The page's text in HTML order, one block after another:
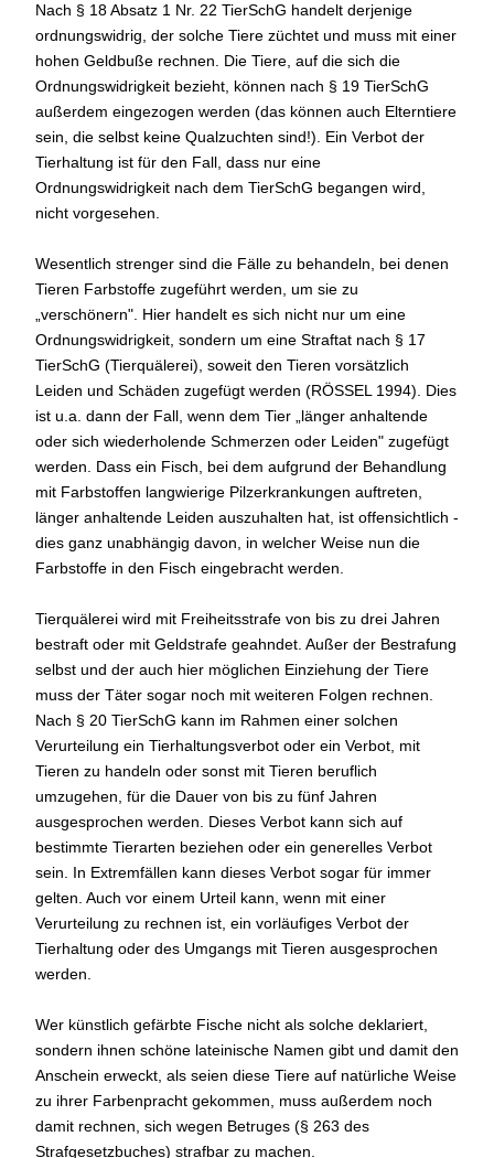
Nach § 18 Absatz 1 Nr. 22 TierSchG handelt derjenige
ordnungswidrig, der solche Tiere züchtet und muss mit einer
hohen Geldbuße rechnen. Die Tiere, auf die sich die
Ordnungswidrigkeit bezieht, können nach § 19 TierSchG
außerdem eingezogen werden (das können auch Elterntiere
sein, die selbst keine Qualzuchten sind!). Ein Verbot der
Tierhaltung ist für den Fall, dass nur eine
Ordnungswidrigkeit nach dem TierSchG begangen wird,
nicht vorgesehen.
Wesentlich strenger sind die Fälle zu behandeln, bei denen
Tieren Farbstoffe zugeführt werden, um sie zu
„verschönern". Hier handelt es sich nicht nur um eine
Ordnungswidrigkeit, sondern um eine Straftat nach § 17
TierSchG (Tierquälerei), soweit den Tieren vorsätzlich
Leiden und Schäden zugefügt werden (RÖSSEL 1994). Dies
ist u.a. dann der Fall, wenn dem Tier „länger anhaltende
oder sich wiederholende Schmerzen oder Leiden" zugefügt
werden. Dass ein Fisch, bei dem aufgrund der Behandlung
mit Farbstoffen langwierige Pilzerkrankungen auftreten,
länger anhaltende Leiden auszuhalten hat, ist offensichtlich -
dies ganz unabhängig davon, in welcher Weise nun die
Farbstoffe in den Fisch eingebracht werden.
Tierquälerei wird mit Freiheitsstrafe von bis zu drei Jahren
bestraft oder mit Geldstrafe geahndet. Außer der Bestrafung
selbst und der auch hier möglichen Einziehung der Tiere
muss der Täter sogar noch mit weiteren Folgen rechnen.
Nach § 20 TierSchG kann im Rahmen einer solchen
Verurteilung ein Tierhaltungsverbot oder ein Verbot, mit
Tieren zu handeln oder sonst mit Tieren beruflich
umzugehen, für die Dauer von bis zu fünf Jahren
ausgesprochen werden. Dieses Verbot kann sich auf
bestimmte Tierarten beziehen oder ein generelles Verbot
sein. In Extremfällen kann dieses Verbot sogar für immer
gelten. Auch vor einem Urteil kann, wenn mit einer
Verurteilung zu rechnen ist, ein vorläufiges Verbot der
Tierhaltung oder des Umgangs mit Tieren ausgesprochen
werden.
Wer künstlich gefärbte Fische nicht als solche deklariert,
sondern ihnen schöne lateinische Namen gibt und damit den
Anschein erweckt, als seien diese Tiere auf natürliche Weise
zu ihrer Farbenpracht gekommen, muss außerdem noch
damit rechnen, sich wegen Betruges (§ 263 des
Strafgesetzbuches) strafbar zu machen.